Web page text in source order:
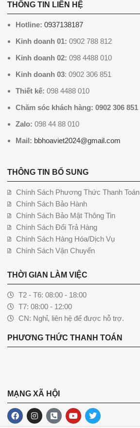
THÔNG TIN LIÊN HỆ
Hotline: 0937138187
Kinh doanh 01: 0902 788 812
Kinh doanh 02: 098 4488 010
Kinh doanh 03: 0902 306 851
Thiết kế: 098 4488 010
Chăm sóc khách hàng: 0902 306 851
Zalo: 098 44 88 010
Mail: bbhoaviet2024@gmail.com
THÔNG TIN BỔ SUNG
Chính Sách Phương Thức Thanh Toán
Chính Sách Bảo Hành
Chính Sách Bảo Mật Thông Tin
Chính Sách Đổi Trả Hàng
Chính Sách Hàng Hóa/Dịch Vụ
Chính Sách Vận Chuyển
THỜI GIAN LÀM VIỆC
T2 - T6: 08:00 - 18:00
T7: 08:00 - 12:00
CN: Nghỉ, liên hệ để được hỗ trợ.
PHƯƠNG THỨC THANH TOÁN
MẠNG XÃ HỘI